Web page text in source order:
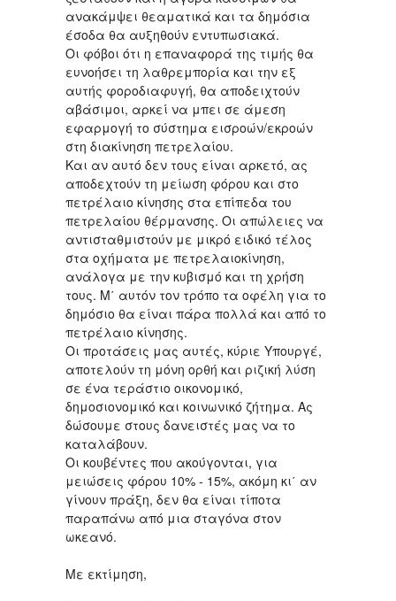
ανακάμψει θεαματικά και τα δημόσια
έσοδα θα αυξηθούν εντυπωσιακά.
Οι φόβοι ότι η επαναφορά της τιμής θα
ευνοήσει τη λαθρεμπορία και την εξ
αυτής φοροδιαφυγή, θα αποδειχτούν
αβάσιμοι, αρκεί να μπει σε άμεση
εφαρμογή το σύστημα εισροών/εκροών
στη διακίνηση πετρελαίου.
Και αν αυτό δεν τους είναι αρκετό, ας
αποδεχτούν τη μείωση φόρου και στο
πετρέλαιο κίνησης στα επίπεδα του
πετρελαίου θέρμανσης. Οι απώλειες να
αντισταθμιστούν με μικρό ειδικό τέλος
στα οχήματα με πετρελαιοκίνηση,
ανάλογα με την κυβισμό και τη χρήση
τους. Μ΄ αυτόν τον τρόπο τα οφέλη για το
δημόσιο θα είναι πάρα πολλά και από το
πετρέλαιο κίνησης.
Οι προτάσεις μας αυτές, κύριε Υπουργέ,
αποτελούν τη μόνη ορθή και ριζική λύση
σε ένα τεράστιο οικονομικό,
δημοσιονομικό και κοινωνικό ζήτημα. Ας
δώσουμε στους δανειστές μας να το
καταλάβουν.
Οι κουβέντες που ακούγονται, για
μειώσεις φόρου 10% - 15%, ακόμη κι΄ αν
γίνουν πράξη, δεν θα είναι τίποτα
παραπάνω από μια σταγόνα στον
ωκεανό.
Με εκτίμηση,